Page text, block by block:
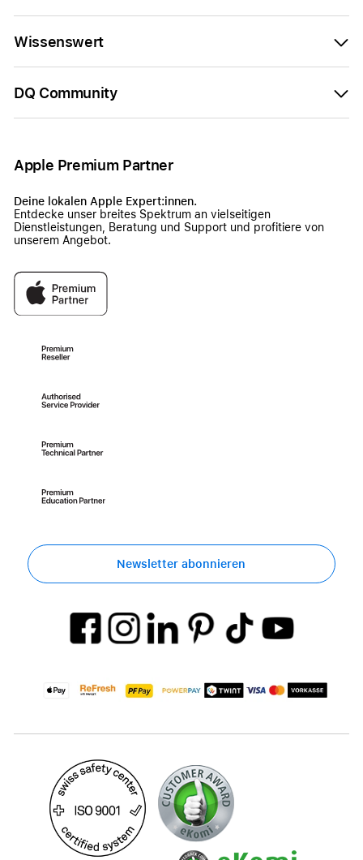
Wissenswert
DQ Community
Apple Premium Partner
Deine lokalen Apple Expert:innen.
Entdecke unser breites Spektrum an vielseitigen
Dienstleistungen, Beratung und Support und profitiere von
unserem Angebot.
Newsletter abonnieren